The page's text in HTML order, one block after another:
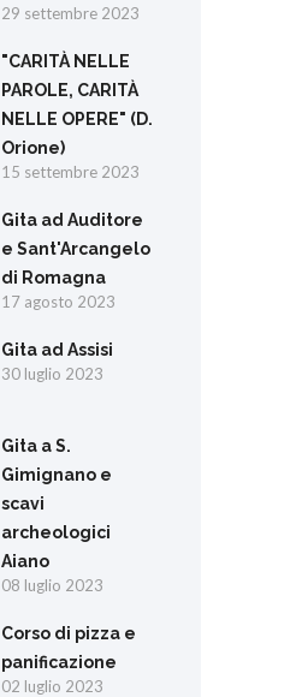
29 settembre 2023
"CARITÀ NELLE
PAROLE, CARITÀ
NELLE OPERE" (D.
Orione)
15 settembre 2023
Gita ad Auditore
e Sant'Arcangelo
di Romagna
17 agosto 2023
Gita ad Assisi
30 luglio 2023
Gita a S.
Gimignano e
scavi
archeologici
Aiano
08 luglio 2023
Corso di pizza e
panificazione
02 luglio 2023